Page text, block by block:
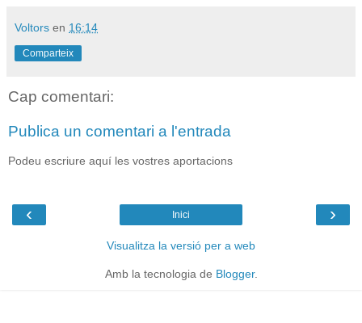
Voltors en 16:14
Comparteix
Cap comentari:
Publica un comentari a l'entrada
Podeu escriure aquí les vostres aportacions
‹ ›
Inici
Visualitza la versió per a web
Amb la tecnologia de Blogger.